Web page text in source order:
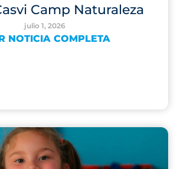
Camp Naturaleza
julio 1, 2026
NOTICIA COMPLETA